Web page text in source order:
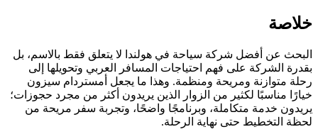
خلاصة
البحث عن أفضل شركة سياحة في هولندا لا يتعلق فقط بالاسم، بل
بقدرة الشركة على فهم احتياجات المسافر العربي وتحويلها إلى
رحلة متوازنة ومريحة ومنظمة. وهذا ما يجعل أمستردام سيزون
خيارًا مناسبًا لكثير من الزوار الذين يريدون أكثر من مجرد حجوزات؛
يريدون خدمة متكاملة، وبرنامجًا واضحًا، وتجربة سفر مريحة من
لحظة التخطيط حتى نهاية الرحلة.